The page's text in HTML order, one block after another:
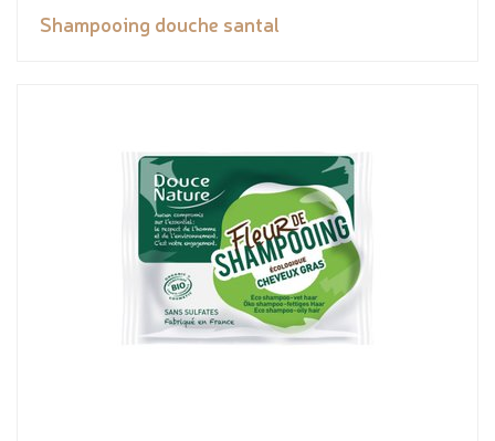
Shampooing douche santal